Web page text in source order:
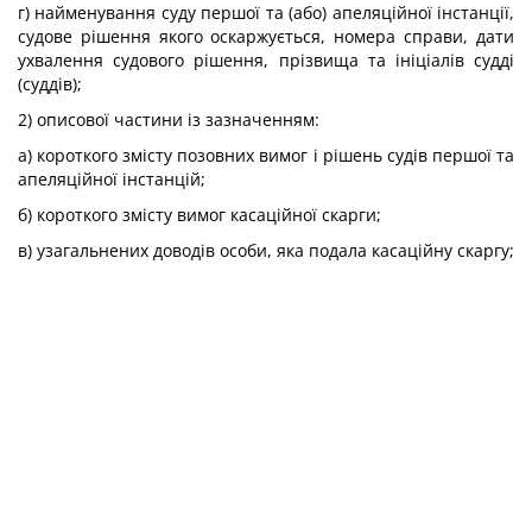
г) найменування суду першої та (або) апеляційної інстанції,
судове рішення якого оскаржується, номера справи, дати
ухвалення судового рішення, прізвища та ініціалів судді
(суддів);
2) описової частини із зазначенням:
а) короткого змісту позовних вимог і рішень судів першої та
апеляційної інстанцій;
б) короткого змісту вимог касаційної скарги;
в) узагальнених доводів особи, яка подала касаційну скаргу;